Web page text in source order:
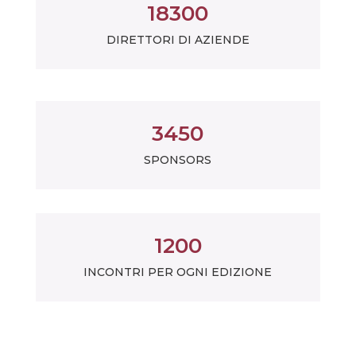
18300
DIRETTORI DI AZIENDE
3450
SPONSORS
1200
INCONTRI PER OGNI EDIZIONE